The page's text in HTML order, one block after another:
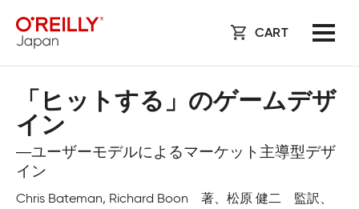
CART
「ヒットする」のゲームデザ
イン
―ユーザーモデルによるマーケット主導型デザ
イン
Chris Bateman, Richard Boon 著、松原 健二 監訳、